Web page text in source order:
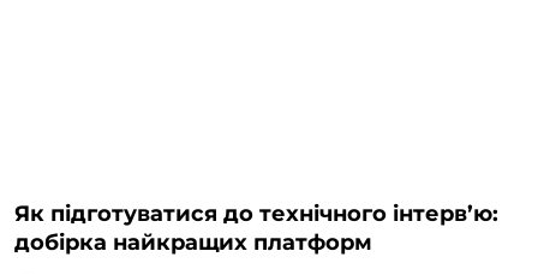
Як підготуватися до технічного інтерв’ю:
добірка найкращих платформ